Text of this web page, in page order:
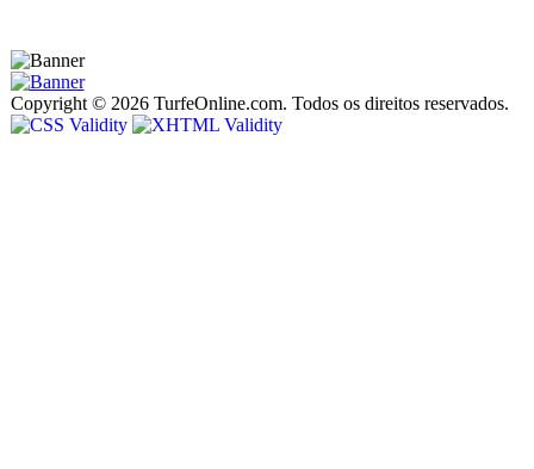
Copyright © 2026 TurfeOnline.com. Todos os direitos reservados.